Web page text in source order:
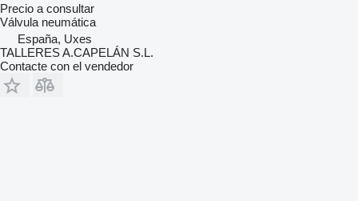
Precio a consultar
Válvula neumática
España, Uxes
TALLERES A.CAPELÁN S.L.
Contacte con el vendedor